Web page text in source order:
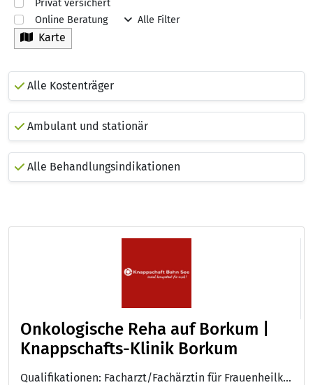
Privat versichert
Online Beratung
Alle Filter
Karte
Alle Kostenträger
Ambulant und stationär
Alle Behandlungsindikationen
Onkologische Reha auf Borkum |
Knapp­schafts-Kli­nik Bor­kum
Qualifikationen: Facharzt/Fachärztin für Frauenheilkunde und Geburtshilfe, Facharzt/Fachärztin für Allgemeinmedizin, Facharzt/Fachärztin für Innere Medizin, Zusatz-Weiterbildung: Ernährungsmedizin, Facharzt/Fachärztin für Allgemeinmedizin, Facharzt/Fachärztin für Frauenheilkunde und Geburtshilfe mit Schwerpunkt Gynäkologische Onkologie, DEGEMED, DIN EN ISO 9001 (TÜV Rheinland)